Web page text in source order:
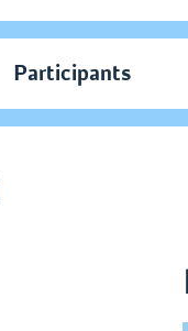
Participants